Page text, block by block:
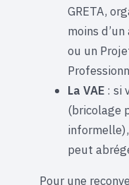
GRETA,
moins
ou un
La VAE : si
(bricolage
peut
Pour une